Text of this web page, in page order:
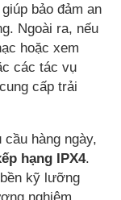
giúp bảo đảm an
Ngoài ra, nếu
hoặc xem
các tác vụ
cấp trải
hàng ngày,
hạng IPX4.
kỹ lưỡng